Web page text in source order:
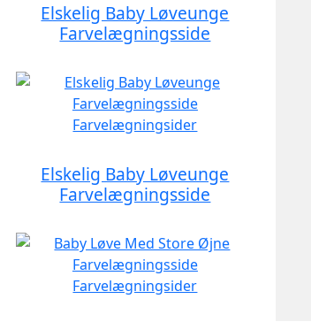
Elskelig Baby Løveunge
Farvelægningsside
Elskelig Baby Løveunge
Farvelægningsside